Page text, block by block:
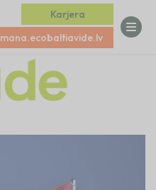
Karjera
mana.ecobaltiavide.lv